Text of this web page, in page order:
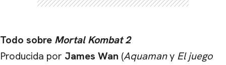
Todo sobre Mortal Kombat 2
Producida por James Wan (Aquamany El juego